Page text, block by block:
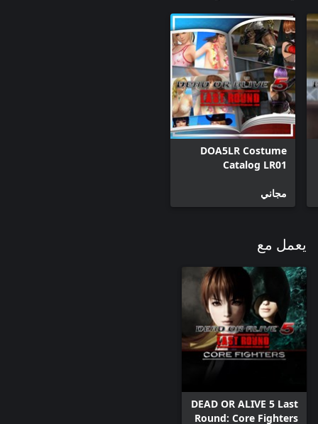
DOA5LR Costume
Catalog LR01
مجاني
يعمل مع
DEAD OR ALIVE 5 Last
Round: Core Fighters